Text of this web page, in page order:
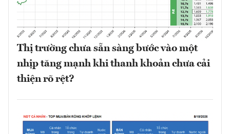
Thị trường chưa sẵn sàng bước vào một
nhịp tăng mạnh khi thanh khoản chưa cải
thiện rõ rệt?